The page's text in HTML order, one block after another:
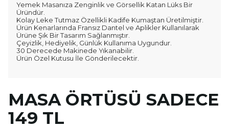
Yemek Masanıza Zenginlik ve Görsellik Katan Lüks Bir
Üründür.
Kolay Leke Tutmaz Özellikli Kadife Kumaştan Üretilmiştir.
Ürün Kenarlarında Fransız Dantel ve Aplikler Kullanılarak
Ürüne Şık Bir Tasarım Sağlanmıştır.
Çeyizlik, Hediyelik, Günlük Kullanıma Uygundur.
30 Derecede Makinede Yıkanabilir.
Ürün Özel Kutusu İle Gönderilecektir.
MASA ÖRTÜSÜ SADECE
149 TL